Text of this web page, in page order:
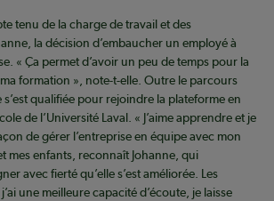
tenu de la charge de travail et des
la décision d’embaucher un employé à
« Ça permet d’avoir un peu de temps pour la
formation », note-t-elle. Outre le parcours
s’est qualifiée pour rejoindre la plateforme en
de l’Université Laval. « J’aime apprendre et je
de gérer l’entreprise en équipe avec mon
mes enfants, reconnaît Johanne, qui
avec fierté qu’elle s’est améliorée. Les
une meilleure capacité d’écoute, je laisse